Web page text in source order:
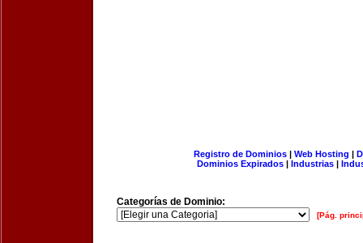
Registro de Dominios| Web Hosting |
Dominios Expirados | Industrias |
Categorías de Dominio:
[Pág.